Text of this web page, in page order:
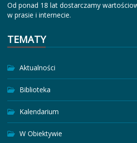
Od ponad 18 lat dostarczamy
w prasie i internecie.
TEMATY
Aktualności
Biblioteka
Kalendarium
W Obiektywie